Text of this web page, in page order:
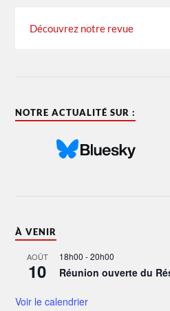
Découvrez notre revue
NOTRE ACTUALITÉ SUR :
À VENIR
AOÛT
10
18h00 -20h00
Réunion ouverte du
Voir le calendrier